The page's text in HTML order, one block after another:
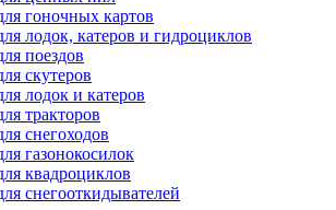
гоночных картов
лодок, катеров и гидроциклов
поездов
скутеров
лодок и катеров
тракторов
снегоходов
газонокосилок
квадроциклов
снегооткидывателей